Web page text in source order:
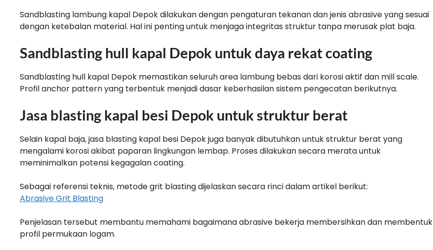
Sandblasting lambung kapal Depok dilakukan dengan pengaturan tekanan dan jenis abrasive yang sesuai
dengan ketebalan material. Hal ini penting untuk menjaga integritas struktur tanpa merusak plat baja.
Sandblasting hull kapal Depok untuk daya rekat coating
Sandblasting hull kapal Depok memastikan seluruh area lambung bebas dari korosi aktif dan mill scale.
Profil anchor pattern yang terbentuk menjadi dasar keberhasilan sistem pengecatan berikutnya.
Jasa blasting kapal besi Depok untuk struktur berat
Selain kapal baja, jasa blasting kapal besi Depok juga banyak dibutuhkan untuk struktur berat yang
mengalami korosi akibat paparan lingkungan lembap. Proses dilakukan secara merata untuk
meminimalkan potensi kegagalan coating.
Sebagai referensi teknis, metode grit blasting dijelaskan secara rinci dalam artikel berikut:
Abrasive Grit Blasting
Penjelasan tersebut membantu memahami bagaimana abrasive bekerja membersihkan dan membentuk
profil permukaan logam.